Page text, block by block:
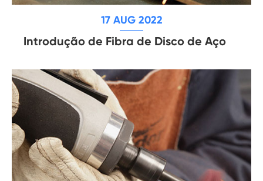
17 AUG 2022
Introdução de Fibra de Disco de Aço